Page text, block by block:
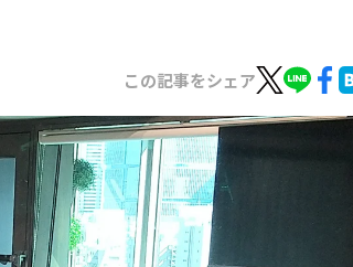
この記事をシェア